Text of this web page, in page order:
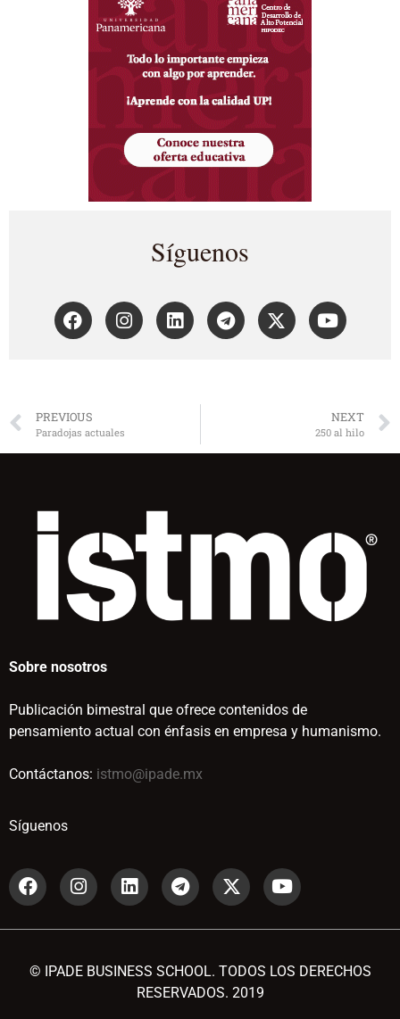
Síguenos
PREVIOUS
Paradojas actuales
NEXT
250 al hilo
Sobre nosotros
Publicación bimestral que ofrece contenidos de
pensamiento actual con énfasis en empresa y humanismo.
Contáctanos: istmo@ipade.mx
Síguenos
© IPADE BUSINESS SCHOOL. TODOS LOS DERECHOS
RESERVADOS. 2019